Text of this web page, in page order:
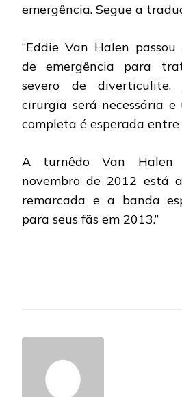
DE
emergência. Segue a
“Eddie Van Halen
de emergência para
severo de diverticulite.
cirurgia será necessária e
completa é esperada entre
A turnêdo Van Halen
novembro de 2012 está
remarcada e a banda
para seus fãs em 2013.”